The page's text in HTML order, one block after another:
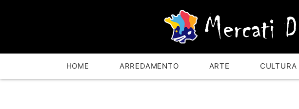
HOME ARREDAMENTO ARTE CULTURA